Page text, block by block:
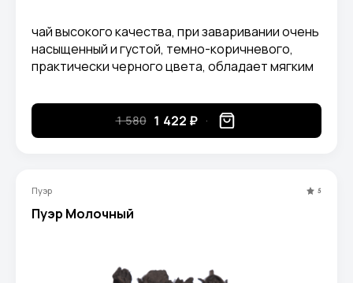
чай высокого качества, при заваривании очень
насыщенный и густой, темно-коричневого,
практически черного цвета, обладает мягким
кислинки, с характерным для пуэров ароматом,
оставляет долгое нежное послевкусие.
1 580 1 422 ₽
Пуэр 5
Пуэр Молочный